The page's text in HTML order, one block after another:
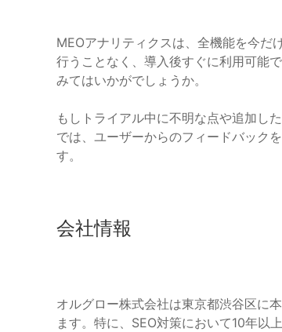
MEOアナリティクスは、全機能を今だ
行うことなく、導入後すぐに利用可能
みてはいかがでしょうか。
もしトライアル中に不明な点や追加し
では、ユーザーからのフィードバック
す。
会社情報
オルグロー株式会社は東京都渋谷区に
ます。特に、SEO対策において10年以